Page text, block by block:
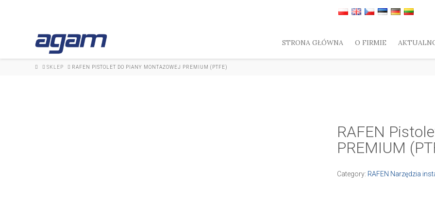
STRONA GŁÓWNA O FIRMIE
HOMESKLEP RAFEN PISTOLET DO PIANY MONTAŻOWEJ PREMIUM (PTFE)
RAFEN
PREMIUM
Category: RAFEN Narzędzia